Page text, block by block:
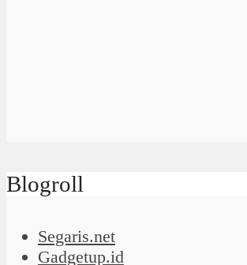
Blogroll
Segaris.net
Gadgetup.id